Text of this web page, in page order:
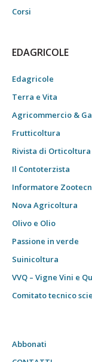
Corsi
EDAGRICOLE
Edagricole
Terra e Vita
Agricommercio &
Frutticoltura
Rivista di
Il Contoterzista
Informatore
Nova Agricoltura
Olivo e Olio
Passione in verde
Suinicoltura
VVQ – Vigne Vini e
Comitato tecnico
Abbonati